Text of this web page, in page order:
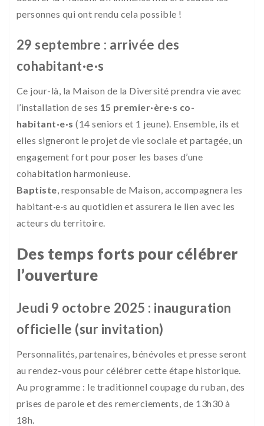
personnes qui ont rendu cela possible !
29 septembre : arrivée des
cohabitant·e·s
Ce jour-là, la Maison de la Diversité prendra vie avec
l’installation de ses 15 premier·ère·s co-
habitant·e·s (14 seniors et 1 jeune). Ensemble, ils et
elles signeront le projet de vie sociale et partagée, un
engagement fort pour poser les bases d’une
cohabitation harmonieuse.
Baptiste, responsable de Maison, accompagnera les
habitant·e·s au quotidien et assurera le lien avec les
acteurs du territoire.
Des temps forts pour célébrer
l’ouverture
Jeudi 9 octobre 2025 : inauguration
officielle (sur invitation)
Personnalités, partenaires, bénévoles et presse seront
au rendez-vous pour célébrer cette étape historique.
Au programme : le traditionnel coupage du ruban, des
prises de parole et des remerciements, de 13h30 à
18h.